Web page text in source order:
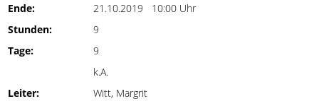
Ende:
21.10.2019 10:00 Uhr
Stunden:
9
Tage:
9
k.A.
Leiter:
Witt, Margrit